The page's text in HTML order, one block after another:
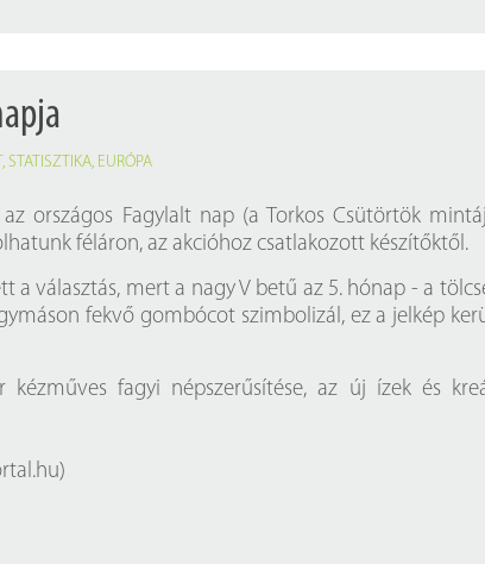
,STATISZTIKA, EURÓPA
országos Fagylalt nap (a Torkos Csütörtök
féláron, az akcióhoz csatlakozott készítőktől.
a választás, mert a nagy V betű az 5. hónap - a
fekvő gombócot szimbolizál, ez a jelkép
fagyi népszerűsítése, az új ízek és
)